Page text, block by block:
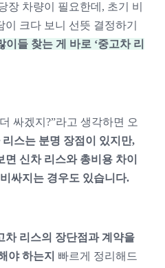
장 차량이 필요한데, 초기 비
크다 보니 선뜻 결정하기
이들 찾는 게 바로 ‘중고차 리
싸겠지?”라고 생각하면 오
리스는 분명 장점이 있지만,
신차 리스와 총비용 차이
싸지는 경우도 있습니다.
차 리스의 장단점과 계약을
야 하는지 빠르게 정리해드